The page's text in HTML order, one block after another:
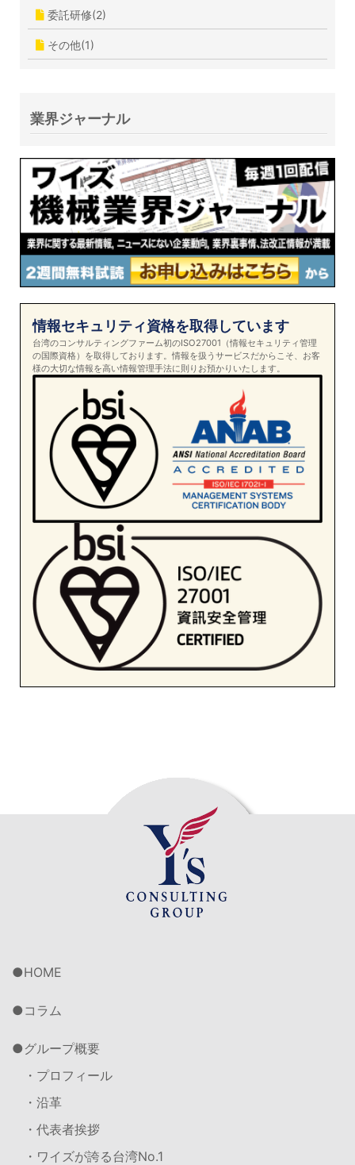
委託研修(2)
その他(1)
業界ジャーナル
情報セキュリティ資格を取得しています
台湾のコンサルティングファーム初のISO27001（情報セキュリティ管理
の国際資格）を取得しております。情報を扱うサービスだからこそ、お客
様の大切な情報を高い情報管理手法に則りお預かりいたします。
HOME
コラム
グループ概要
・プロフィール
・沿革
・代表者挨拶
・ワイズが誇る台湾No.1